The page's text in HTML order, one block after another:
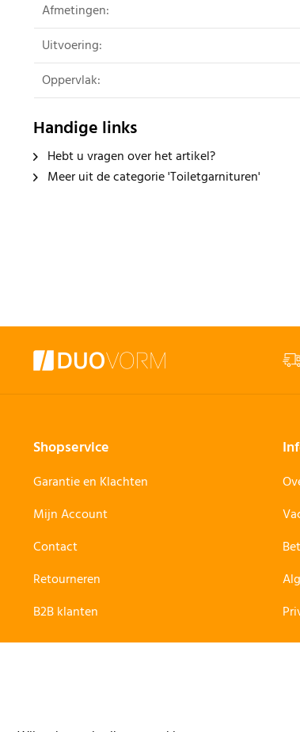
Afmetingen:
Uitvoering:
Oppervlak:
Handige links
Hebt u vragen over het artikel?
Meer uit de categorie 'Toiletgarnituren'
Shopservice
Garantie en Klachten
Mijn Account
Contact
Retourneren
B2B klanten